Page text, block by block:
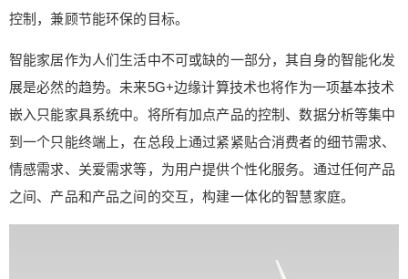
控制，兼顾节能环保的目标。
智能家居作为人们生活中不可或缺的一部分，其自身的智能化发
展是必然的趋势。未来5G+边缘计算技术也将作为一项基本技术
嵌入只能家具系统中。将所有加点产品的控制、数据分析等集中
到一个只能终端上，在总段上通过紧紧贴合消费者的细节需求、
情感需求、关爱需求等，为用户提供个性化服务。通过任何产品
之间、产品和产品之间的交互，构建一体化的智慧家庭。